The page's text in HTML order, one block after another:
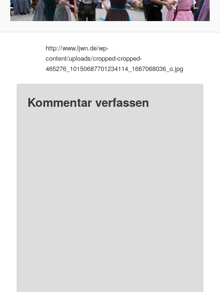
http://www.ljwn.de/wp-
content/uploads/cropped-cropped-
465276_10150687701234114_1667068036_o.jpg
Kommentar verfassen